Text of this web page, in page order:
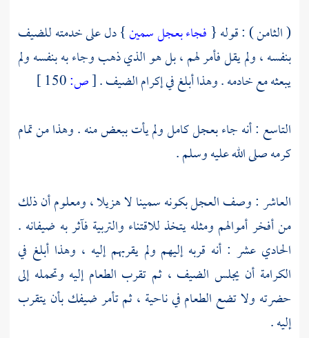
( الثامن ) : قوله { فجاء بعجل سمين} دل على خدمته للضيف
بنفسه ، ولم يقل فأمر لهم ، بل هو الذي ذهب وجاء به بنفسه ولم
يبعثه مع خادمه . وهذا أبلغ في إكرام الضيف .[ص:
التاسع : أنه جاء بعجل كامل ولم يأت ببعض منه . وهذا من تمام
كرمه صلى الله عليه وسلم .
العاشر : وصف العجل بكونه سمينا لا هزيلا ، ومعلوم أن ذلك
من أفخر أموالهم ومثله يتخذ للاقتناء والتربية فآثر به ضيفانه .
الحادي عشر : أنه قربه إليهم ولم يقربهم إليه ، وهذا أبلغ في
الكرامة أن يجلس الضيف ، ثم تقرب الطعام إليه وتحمله إلى
حضرته ولا تضع الطعام في ناحية ، ثم تأمر ضيفك بأن يتقرب
إليه .